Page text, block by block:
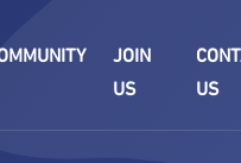
JOIN
US
US